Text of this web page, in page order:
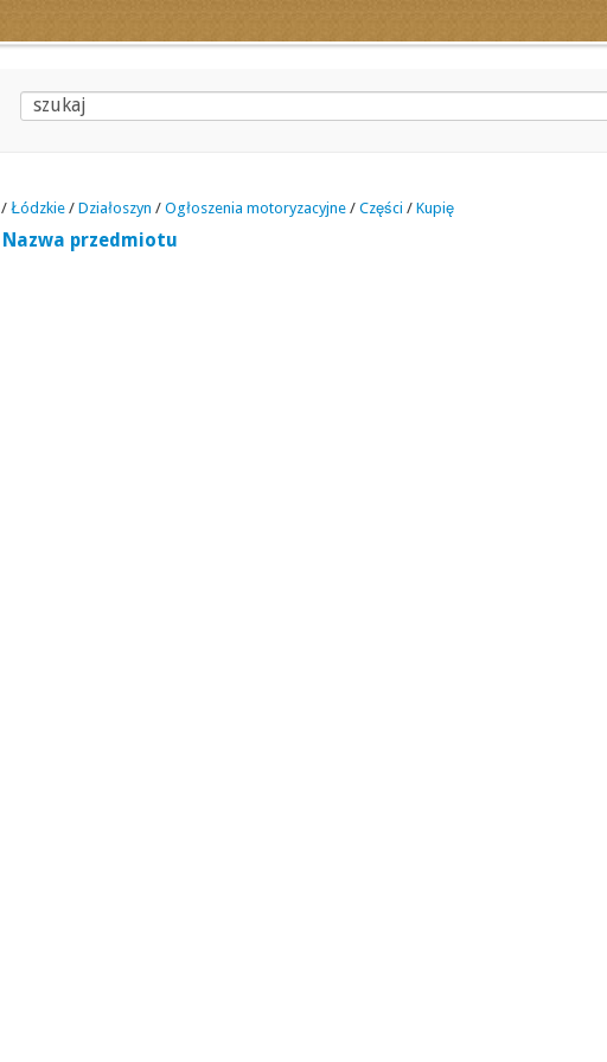
/ Łódzkie / Działoszyn / Ogłoszenia motoryzacyjne / Części / Kupię
Nazwa przedmiotu